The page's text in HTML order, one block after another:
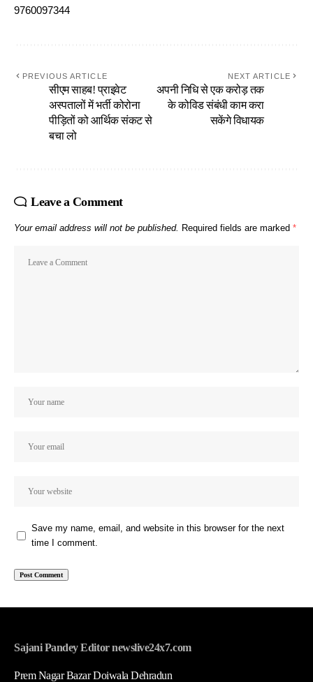
9760097344
PREVIOUS ARTICLE
सीएम साहब! प्राइवेट
अस्पतालों में भर्ती कोरोना
पीड़ितों को आर्थिक संकट से
बचा लो
NEXT ARTICLE
अपनी निधि से एक करोड़ तक
के कोविड संबंधी काम करा
सकेंगे विधायक
Leave a Comment
Your email address will not be published. Required fields are marked *
Save my name, email, and website in this browser for the next
time I comment.
Sajani Pandey Editor newslive24x7.com
Prem Nagar Bazar Doiwala Dehradun